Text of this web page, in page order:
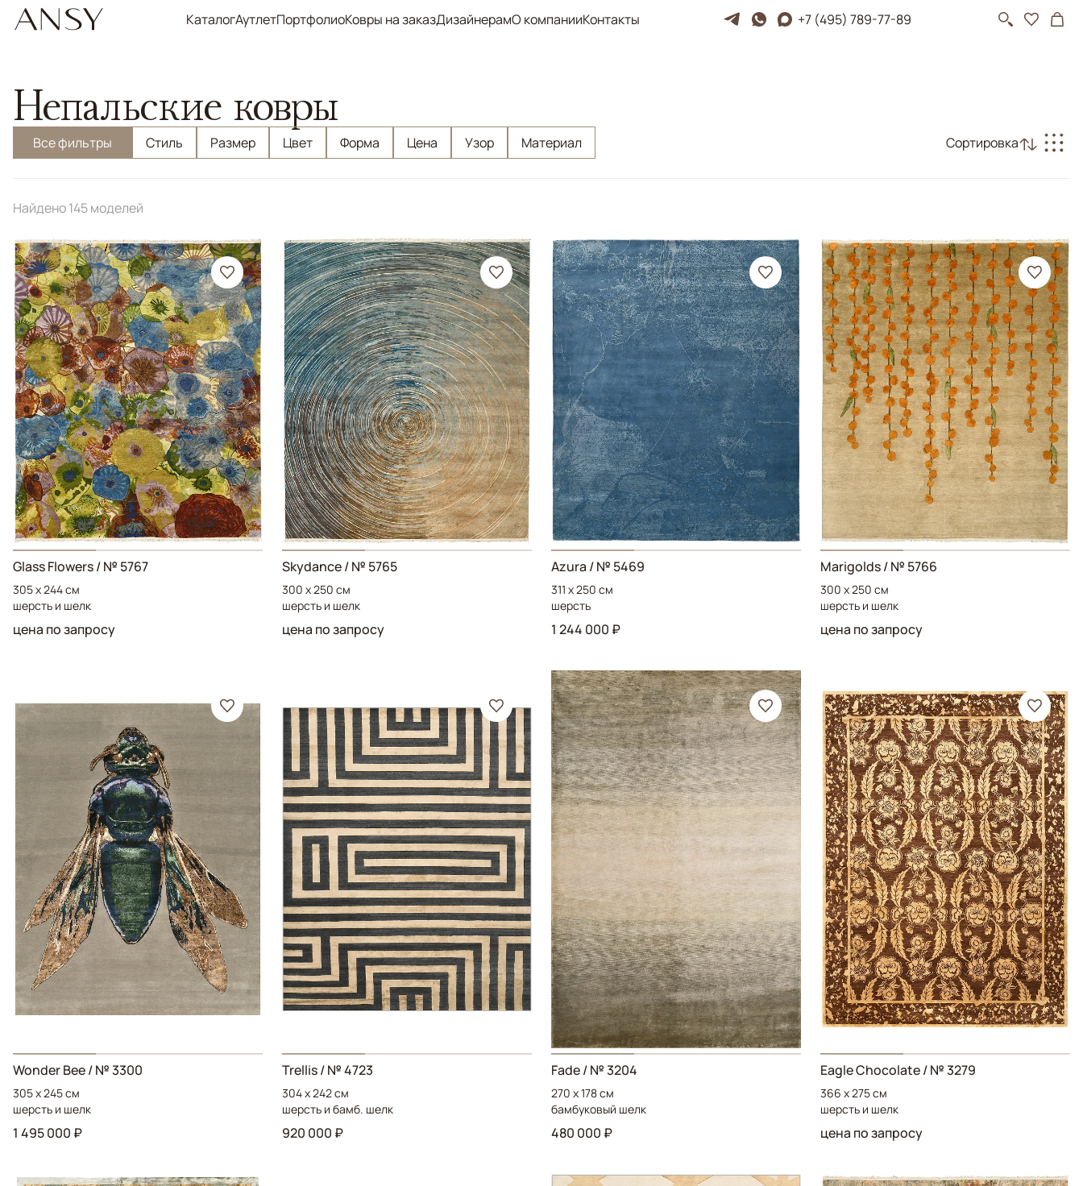
КаталогАутлетПортфолиоКовры на заказДизайнерамО компанииКонтакты +7 (495) 789-77-89
Непальские ковры
Все фильтры Стиль Размер Цвет Форма Цена Узор Материал Сортировка
Найдено 145 моделей
Glass Flowers/ № 5767
305 x 244 см
шерсть и шелк
цена по запросу
Skydance/ № 5765
300 x 250 см
шерсть и шелк
цена по запросу
Azura / № 5469
311 x 250 см
шерсть
1 244 000 ₽
Marigolds/ № 5766
300 x 250 см
шерсть и шелк
цена по запросу
Wonder Bee/ № 3300
305 x 245 см
шерсть и шелк
1 495 000 ₽
Trellis/ № 4723
304 x 242 см
шерсть и бамб. шелк
920 000 ₽
Fade/ № 3204
270 x 178 см
бамбуковый шелк
480 000 ₽
Eagle Chocolate/ № 3279
366 x 275 см
шерсть и шелк
цена по запросу